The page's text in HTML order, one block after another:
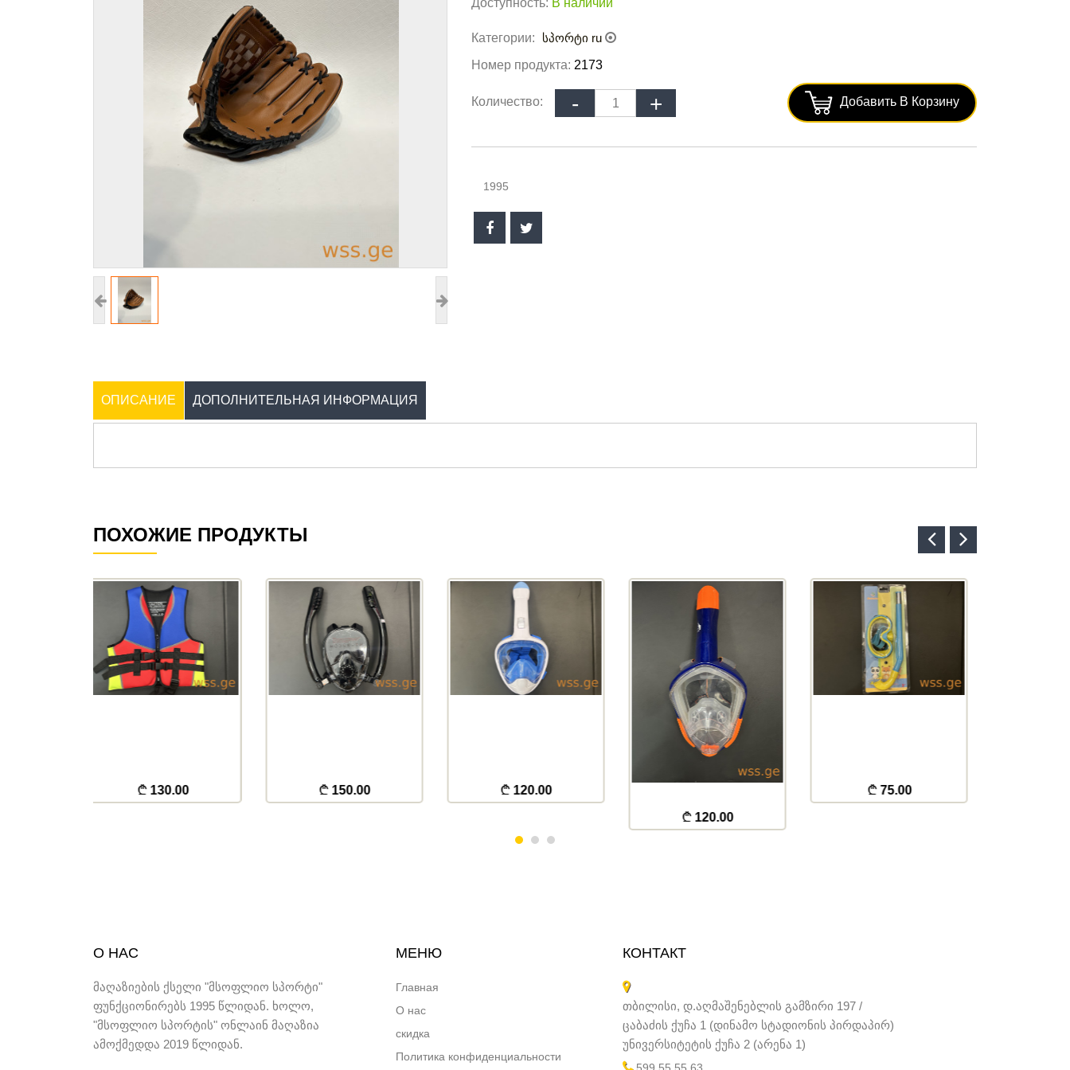
Доступность: В наличии
Категории:
სპორტი ru
Номер продукта: 2173
Количество: Добавить В Корзину
1995
ОПИСАНИЕ ДОПОЛНИТЕЛЬНАЯ ИНФОРМАЦИЯ
ПОХОЖИЕ ПРОДУКТЫ
150.00 120.00 115.00
О НАС
მაღაზიების ქსელი "მსოფლიო სპორტი"
ფუნქციონირებს 1995 წლიდან. ხოლო,
"მსოფლიო სპორტის" ონლაინ მაღაზია
ამოქმედდა 2019 წლიდან.
МЕНЮ
Главная
О нас
скидка
Политика конфиденциальности
КОНТАКТ
თბილისი, დ.აღმაშენებლის გამზირი 197 /
ცაბაძის ქუჩა 1 (დინამო სტადიონის პირდაპირ)
უნივერსიტეტის ქუჩა 2 (არენა 1)